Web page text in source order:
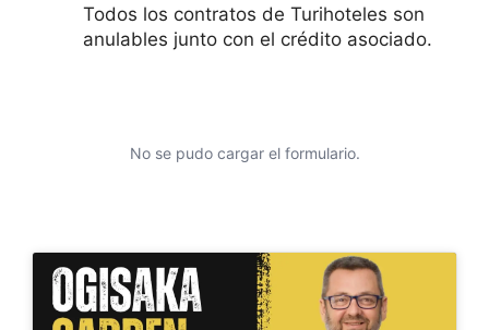
Todos los contratos de Turihoteles son
anulables junto con el crédito asociado.
No se pudo cargar el formulario.